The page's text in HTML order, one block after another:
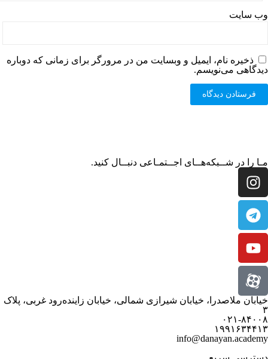
وب‌ سایت
ذخیره نام، ایمیل و وبسایت من در مرورگر برای زمانی که دوباره
دیدگاهی می‌نویسم.
مـا را در شــبکه‌هــای اجــتمـاعی دنبــال کنید.
خیابان ملاصدرا، خیابان شیرازی شمالی، خیابان زاینده‌رود غربی، پلاک
۳
۰۲۱-۸۴۰۰۸
۱۹۹۱۶۳۴۴۱۳
info@danayan.academy